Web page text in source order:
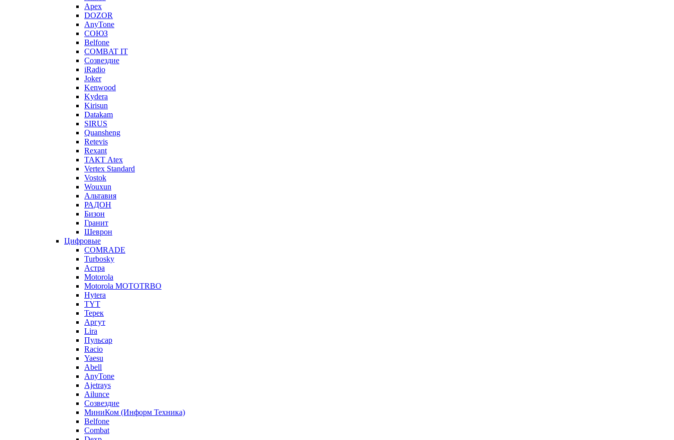
Apex
DOZOR
AnyTone
СОЮЗ
Belfone
COMBAT IT
Созвездие
iRadio
Joker
Kenwood
Kydera
Kirisun
Datakam
SIRUS
Quansheng
Retevis
Rexant
ТАКТ Atex
Vertex Standard
Vostok
Wouxun
Альтавия
РАДОН
Бизон
Гранит
Шеврон
Цифровые
COMRADE
Turbosky
Астра
Motorola
Motorola MOTOTRBO
Hytera
TYT
Терек
Аргут
Lira
Пульсар
Racio
Yaesu
Abell
AnyTone
Ajetrays
Ailunce
Созвездие
МиниКом (Информ Техника)
Belfone
Combat